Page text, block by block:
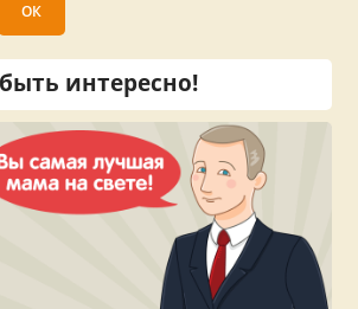
ОК
интересно!